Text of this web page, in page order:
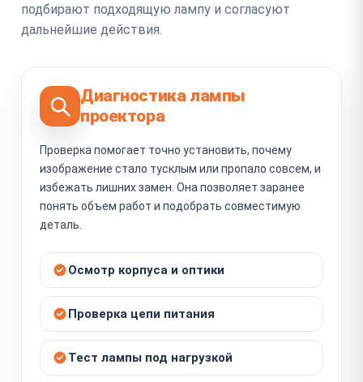
подбирают подходящую лампу и согласуют
дальнейшие действия.
Диагностика лампы
проектора
Проверка помогает точно установить, почему
изображение стало тусклым или пропало совсем, и
избежать лишних замен. Она позволяет заранее
понять объем работ и подобрать совместимую
деталь.
Осмотр корпуса и оптики
Проверка цепи питания
Тест лампы под нагрузкой